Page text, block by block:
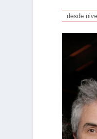
desde